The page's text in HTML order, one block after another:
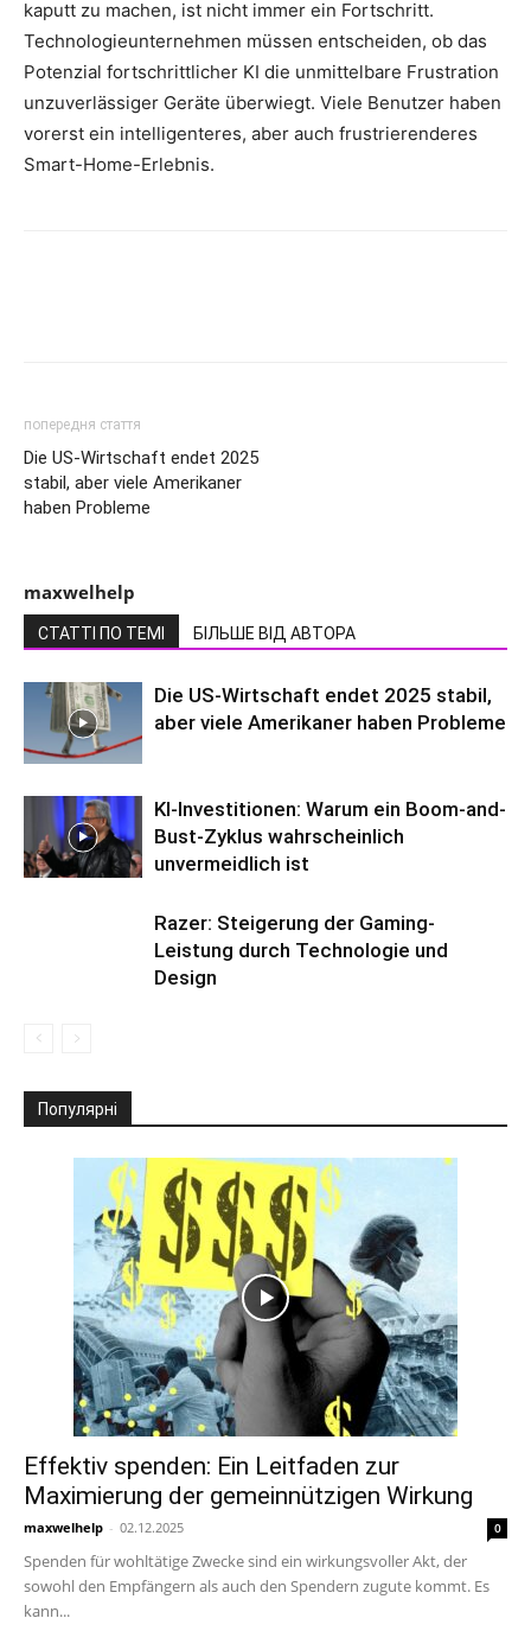
kaputt zu machen, ist nicht immer ein Fortschritt.
Technologieunternehmen müssen entscheiden, ob das
Potenzial fortschrittlicher KI die unmittelbare Frustration
unzuverlässiger Geräte überwiegt. Viele Benutzer haben
vorerst ein intelligenteres, aber auch frustrierenderes
Smart-Home-Erlebnis.
попередня стаття
Die US-Wirtschaft endet 2025
stabil, aber viele Amerikaner
haben Probleme
maxwelhelp
СТАТТІ ПО ТЕМІ БІЛЬШЕ ВІД АВТОРА
Die US-Wirtschaft endet 2025 stabil,
aber viele Amerikaner haben Probleme
KI-Investitionen: Warum ein Boom-and-
Bust-Zyklus wahrscheinlich
unvermeidlich ist
Razer: Steigerung der Gaming-
Leistung durch Technologie und
Design
Популярні
Effektiv spenden: Ein Leitfaden zur
Maximierung der gemeinnützigen Wirkung
maxwelhelp - 02.12.2025 0
Spenden für wohltätige Zwecke sind ein wirkungsvoller Akt, der
sowohl den Empfängern als auch den Spendern zugute kommt. Es
kann...